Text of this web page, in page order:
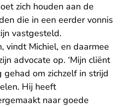
zich houden aan de
die in een eerder vonnis
vastgesteld.
vindt Michiel, en daarmee
advocate op. ‘Mijn cliënt
om zichzelf in strijd
Hij heeft
naar goede